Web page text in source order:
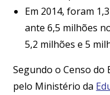
Em 2014, foram
ante 6,5 milhões
5,2 milhões e 5
Segundo o Censo do
pelo Ministério da